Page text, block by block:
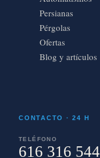
Persianas
Pérgolas
Ofertas
Blog y artículos
CONTACTO · 24 H
TELÉFONO
616 316 544